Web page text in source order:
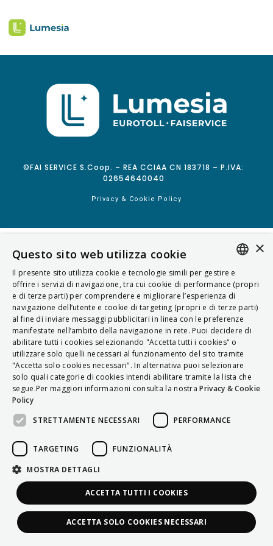
©FAI SERVICE S.Coop. – REA CCIAA CN 183718 – P.IVA:
02654640040
Privacy & Cookie Policy
ITALIAN
ENGLISH
FRENCH
HUNGARIAN
DEUTSCH
POLSKI
PORTUGUÊS
×
Questo sito web utilizza cookie
Il presente sito utilizza cookie e tecnologie simili per gestire e
offrire i servizi di navigazione, tra cui cookie di performance (propri
e di terze parti) per comprendere e migliorare l’esperienza di
navigazione dell’utente e cookie di targeting (propri e di terze parti)
al fine di inviare messaggi pubblicitari in linea con le preferenze
manifestate nell’ambito della navigazione in rete. Puoi decidere di
abilitare tutti i cookies selezionando "Accetta tutti i cookies" o
utilizzare solo quelli necessari al funzionamento del sito tramite
"Accetta solo cookies necessari". In alternativa puoi selezionare
solo quali categorie di cookies intendi abilitare tramite la lista che
segue.Per maggiori informazioni consulta la nostra Privacy & Cookie
Policy
STRETTAMENTE NECESSARI
PERFORMANCE
TARGETING FUNZIONALITÀ
MOSTRA DETTAGLI
ACCETTA TUTTI I COOKIES
ACCETTA SOLO COOKIES NECESSARI